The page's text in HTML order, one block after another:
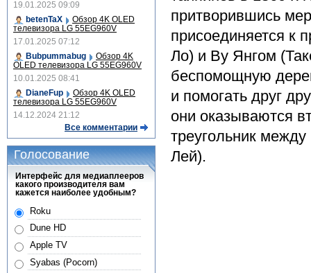
притворившись
присоединяется к
Ло) и Ву Янгом
беспомощную
и помогать друг
они оказываются
треугольник
Лей).
19.01.2025 09:09
betenTaX
Обзор 4K OLED
телевизора LG 55EG960V
17.01.2025 07:12
Bubpummabug
Обзор 4K
OLED телевизора LG 55EG960V
10.01.2025 08:41
DianeFup
Обзор 4K OLED
телевизора LG 55EG960V
14.12.2024 21:12
Все комментарии
Голосование
Интерфейс для медиаплееров
какого производителя вам
кажется наиболее удобным?
Roku
Dune HD
Apple TV
Syabas (Pocorn)